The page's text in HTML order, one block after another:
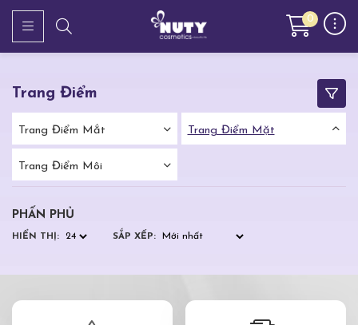
0
Trang Điểm
Trang Điểm Mắt Trang Điểm Mặt
Trang Điểm Môi
PHẤN PHỦ
HIỂN THỊ: SẮP XẾP: